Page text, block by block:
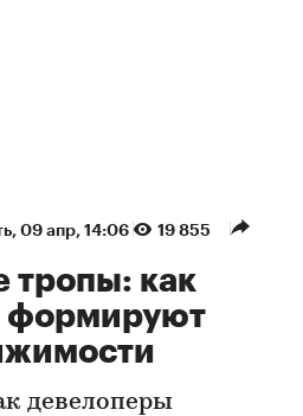
09 апр, 14:06 19 855
тропы: как
формируют
девелоперы